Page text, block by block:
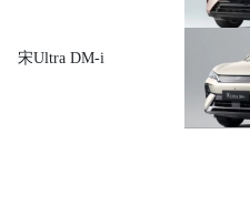
宋Ultra DM-i